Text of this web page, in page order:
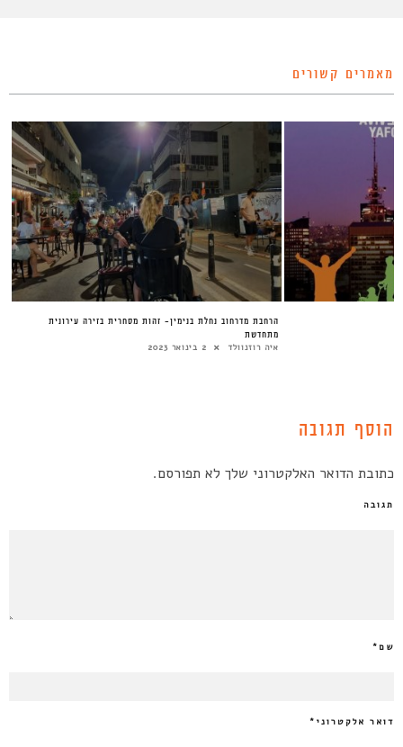
מאמרים קשורים
הרחבת מדרחוב נחלת בנימין- זהות מסחרית בזירה עירונית
מתחדשת
איה רוזנוולד 2 בינואר 2023
הוסף תגובה
כתובת הדואר האלקטרוני שלך לא תפורסם.
תגובה
שם*
דואר אלקטרוני *